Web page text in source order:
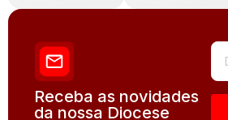
Receba as novidades
da nossa Diocese